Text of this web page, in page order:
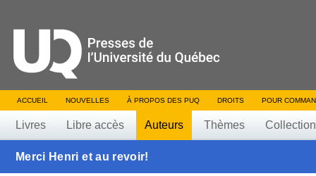
ACCUEIL NOUVELLES À PROPOS DES PUQ DROITS POUR
Livres Libre accès Auteurs Thèmes
Merci Henri et au revoir!